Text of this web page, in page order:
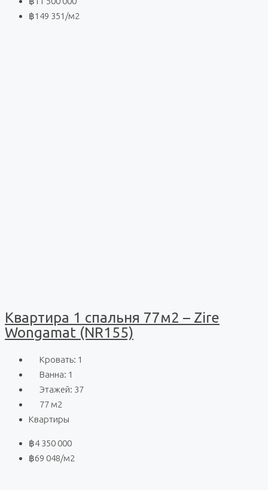
฿149 351 /м2
Квартира 1 спальня 77м2 – Zire
Wongamat (NR155)
Кровать: 1
Ванна: 1
Этажей: 37
77 м2
Квартиры
฿4 350 000
฿69 048/м2